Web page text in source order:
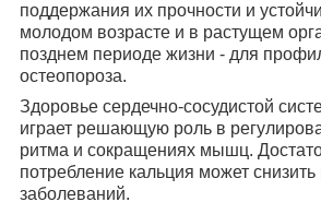
поддержания их прочности и
молодом возрасте и в растущем
позднем периоде жизни - для
остеопороза.
Здоровье сердечно-сосудистой
играет решающую роль в
ритма и сокращениях мышц.
потребление кальция может
заболеваний.